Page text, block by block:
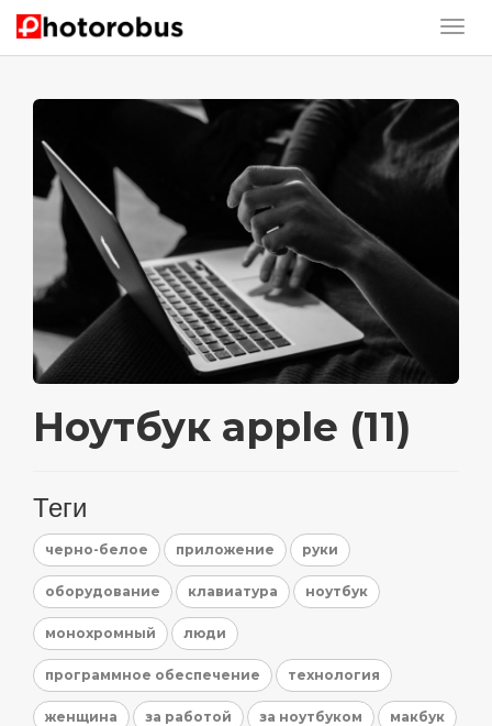
Ноутбук apple (11)
Теги
черно-белое приложение руки
оборудование клавиатура ноутбук
монохромный люди
программное обеспечение технология
женщина за работой за ноутбуком макбук